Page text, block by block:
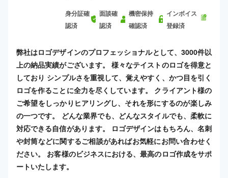
身分証確
認済
面談確
認済
機密保持
確認済
インボイス
登録済
弊社はロゴデザインのプロフェッショナルとして、3000件以
上の納品実績がございます。 様々なテイストのロゴを得意と
しており シンプルさを重視して、覚えやすく、かつ目を引く
ロゴを作ることに全力を尽くしています。 クライアント様の
ご希望をしっかりヒアリングし、それを形にするのが楽しみ
の一つです。 どんな業界でも、どんなスタイルでも、柔軟に
対応できる自信があります。 ロゴデザインはもちろん、名刺
や封筒などに関するご相談があればお気軽にお問い合わせく
ださい。 お客様のビジネスにおける、最高のロゴ作成をサポ
ートいたします。